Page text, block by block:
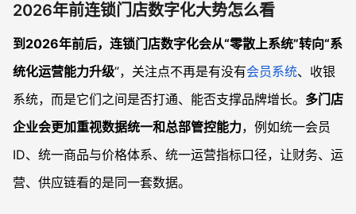
2026年前连锁门店数字化大势怎么看
到2026年前后，连锁门店数字化会从“零散上系统”转向“系
统化运营能力升级”，关注点不再是有没有会员系统、收银
系统，而是它们之间是否打通、能否支撑品牌增长。 多门店
企业会更加重视数据统一和总部管控能力，例如统一会员
ID、统一商品与价格体系、统一运营指标口径，让财务、运
营、供应链看的是同一套数据。